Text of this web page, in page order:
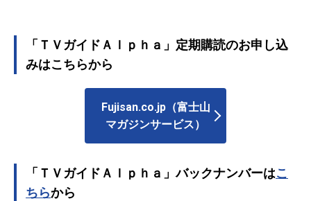
「ＴＶガイドＡｌｐｈａ」定期購読のお申し込
みはこちらから
Fujisan.co.jp（富士山
マガジンサービス）
「ＴＶガイドＡｌｐｈａ」バックナンバーはこ
ちらから